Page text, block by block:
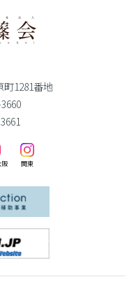
1281番地
阪 関東